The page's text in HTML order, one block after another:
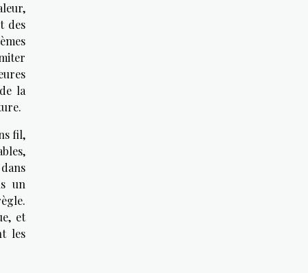
des
la
fil,
un
et
les